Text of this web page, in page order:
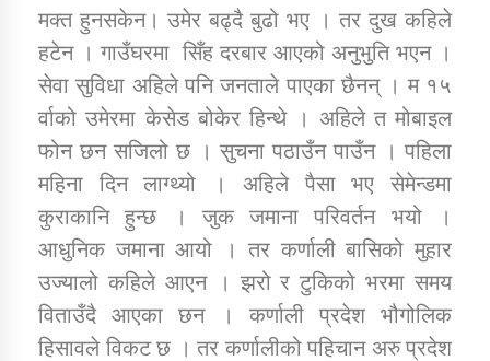
कार्यक्रम कार्यान्वयन एकाई जुम्लाको सुचना
कर्णाली प्राविधि शिक्षालय जुम्लाको सुचना
मक्त हुनसकेन। उमेर बढ्दै बुढो भए । तर दुख कहिले
हटेन । गाउँघरमा सिँह दरबार आएको अनुभुति भएन ।
सेवा सुविधा अहिले पनि जनताले पाएका छैनन् । म १५
र्वाको उमेरमा केसेड बोकेर हिन्थे । अहिले त मोबाइल
फोन छन सजिलो छ । सुचना पठाउँन पाउँन । पहिला
महिना दिन लाग्थ्यो । अहिले पैसा भए सेमेन्डमा
कुराकानि हुन्छ । जुक जमाना परिवर्तन भयो ।
आधुनिक जमाना आयो । तर कर्णाली बासिको मुहार
उज्यालो कहिले आएन । झरो र टुकिको भरमा समय
विताउँदै आएका छन । कर्णाली प्रदेश भौगोलिक
हिसावले विकट छ । तर कर्णालीको पहिचान अरु प्रदेश